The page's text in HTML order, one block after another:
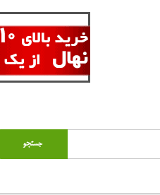
جستجو